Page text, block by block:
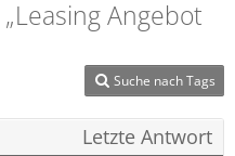
Angebot
Suche nach Tags
Letzte Antwort